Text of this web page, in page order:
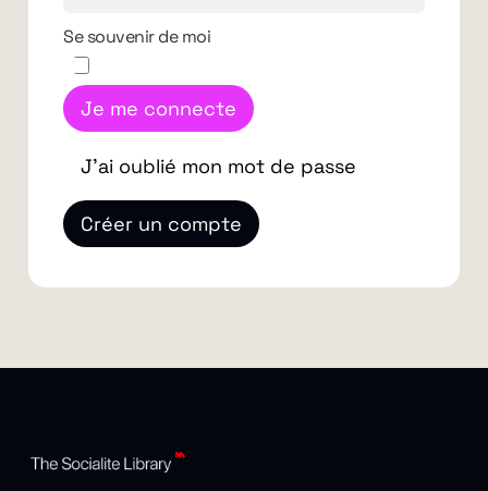
Se souvenir de moi
Je me connecte
J'ai oublié mon mot de passe
Créer un compte